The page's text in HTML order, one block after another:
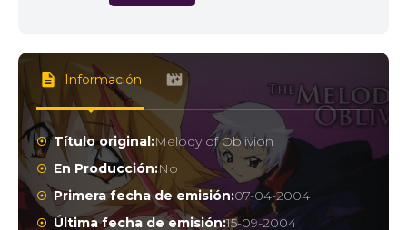
Información
Título original:Melody of Oblivion
En Producción:No
Primera fecha de emisión:07-04-2004
Última fecha de emisión:15-09-2004